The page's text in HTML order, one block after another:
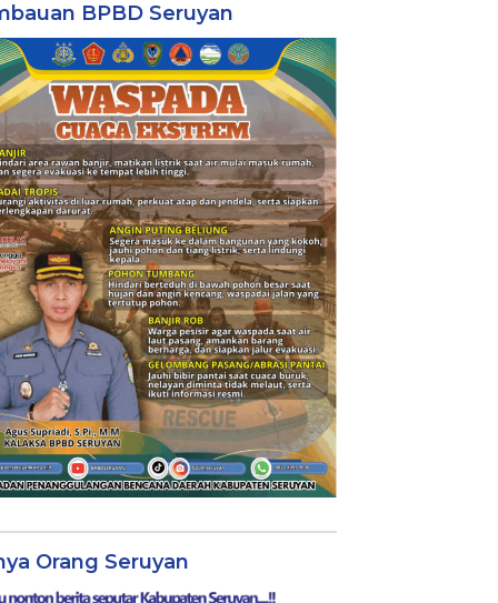
BPBD Seruyan
Orang Seruyan